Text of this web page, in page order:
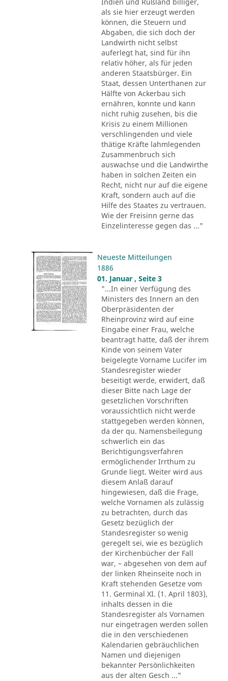
als sie hier erzeugt werden
können, die Steuern und
Abgaben, die sich doch der
Landwirth nicht selbst
auferlegt hat, sind für ihn
relativ höher, als für jeden
anderen Staatsbürger. Ein
Staat, dessen Unterthanen zur
Hälfte von Ackerbau sich
ernähren, konnte und kann
nicht ruhig zusehen, bis die
Krisis zu einem Millionen
verschlingenden und viele
thätige Kräfte lahmlegenden
Zusammenbruch sich
auswachse und die Landwirthe
haben in solchen Zeiten ein
Recht, nicht nur auf die eigene
Kraft, sondern auch auf die
Hilfe des Staates zu vertrauen.
Wie der Freisinn gerne das
Einzelinteresse gegen das ..."
Neueste Mitteilungen
1886
01. Januar , Seite 3
"...In einer Verfügung des
Ministers des Innern an den
Oberpräsidenten der
Rheinprovinz wird auf eine
Eingabe einer Frau, welche
beantragt hatte, daß der ihrem
Kinde von seinem Vater
beigelegte Vorname Lucifer im
Standesregister wieder
beseitigt werde, erwidert, daß
dieser Bitte nach Lage der
gesetzlichen Vorschriften
voraussichtlich nicht werde
stattgegeben werden können,
da der qu. Namensbeilegung
schwerlich ein das
Berichtigungsverfahren
ermöglichender Irrthum zu
Grunde liegt. Weiter wird aus
diesem Anlaß darauf
hingewiesen, daß die Frage,
welche Vornamen als zulässig
zu betrachten, durch das
Gesetz bezüglich der
Standesregister so wenig
geregelt sei, wie es bezüglich
der Kirchenbücher der Fall
war, – abgesehen von dem auf
der linken Rheinseite noch in
Kraft stehenden Gesetze vom
11. Germinal XI. (1. April 1803),
inhalts dessen in die
Standesregister als Vornamen
nur eingetragen werden sollen
die in den verschiedenen
Kalendarien gebräuchlichen
Namen und diejenigen
bekannter Persönlichkeiten
aus der alten Gesch ..."